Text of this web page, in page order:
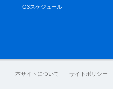
G3スケジュール
本サイトについて サイトポリシー